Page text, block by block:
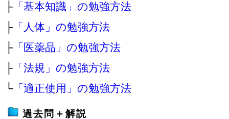
├ 「基本知識」の勉強方法
├ 「人体」の勉強方法
├ 「医薬品」の勉強方法
├ 「法規」の勉強方法
└ 「適正使用」の勉強方法
過去問＋解説